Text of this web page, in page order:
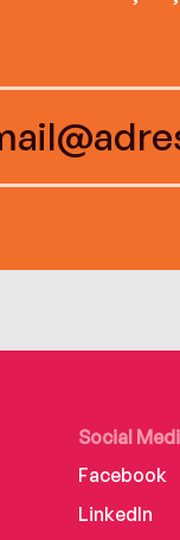
Social
Facebook
LinkedIn